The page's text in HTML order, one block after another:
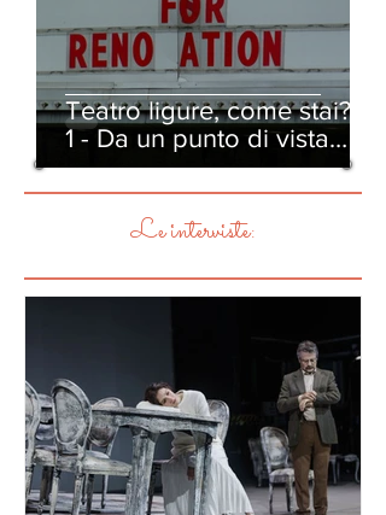
Teatro ligure, come stai? |
1 - Da un punto di vista
umano
Le interviste: